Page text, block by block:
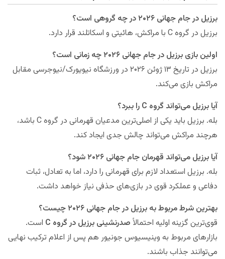
برزیل در جام جهانی ۲۰۲۶ در چه گروهی است؟
برزیل در گروه C با مراکش، هائیتی و اسکاتلند قرار دارد.
اولین بازی برزیل در جام جهانی ۲۰۲۶ چه زمانی است؟
برزیل در تاریخ ۱۳ ژوئن ۲۰۲۶ در ورزشگاه نیویورک/نیوجرسی مقابل
مراکش بازی می‌کند.
آیا برزیل می‌تواند گروه C را ببرد؟
بله. برزیل باید یکی از اصلی‌ترین مدعیان قهرمانی در گروه C باشد،
هرچند مراکش می‌تواند چالش جدی ایجاد کند.
آیا برزیل می‌تواند قهرمان جام جهانی ۲۰۲۶ شود؟
بله. برزیل استعداد لازم برای قهرمانی را دارد، اما به تعادل، ثبات
دفاعی و عملکرد قوی در بازی‌های حذفی نیاز خواهد داشت.
بهترین شرط مربوط به برزیل در جام جهانی ۲۰۲۶ چیست؟
قوی‌ترین گزینه اولیه احتمالاً صدرنشینی برزیل در گروه C
است.
بازارهای مربوط به وینیسیوس جونیور هم پس از اعلام ترکیب نهایی
می‌توانند جذاب باشند.